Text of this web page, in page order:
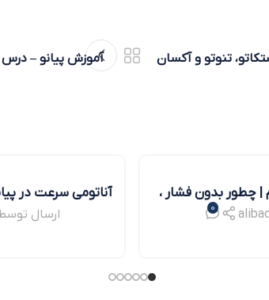
– درس‌های ۲۷، ۲۸ و ۲۹ | استکاتو، تنوتو و آکسان
آموزش پیانو –
چطور بدون فشار ،
0
آناتومی سرعت در
درباره سرعت در پیانو
ارسال